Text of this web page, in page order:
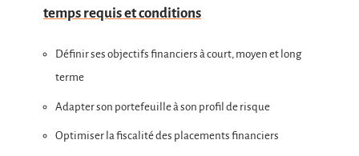
temps requis et conditions
Définir ses objectifs financiers à court, moyen et long
terme
Adapter son portefeuille à son profil de risque
Optimiser la fiscalité des placements financiers